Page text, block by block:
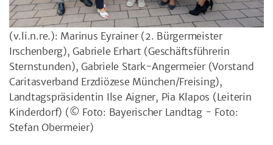
(v.li.n.re.): Marinus Eyrainer (2. Bürgermeister
Irschenberg), Gabriele Erhart (Geschäftsführerin
Sternstunden), Gabriele Stark-Angermeier (Vorstand
Caritasverband Erzdiözese München/Freising),
Landtagspräsidentin Ilse Aigner, Pia Klapos (Leiterin
Kinderdorf) (© Foto: Bayerischer Landtag - Foto:
Stefan Obermeier)